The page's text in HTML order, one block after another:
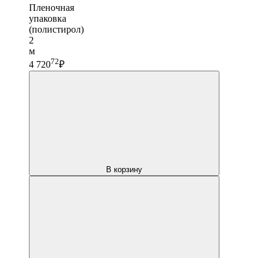
Пленочная
упаковка
(полистирол)
2
м
4 72072₽
В корзину